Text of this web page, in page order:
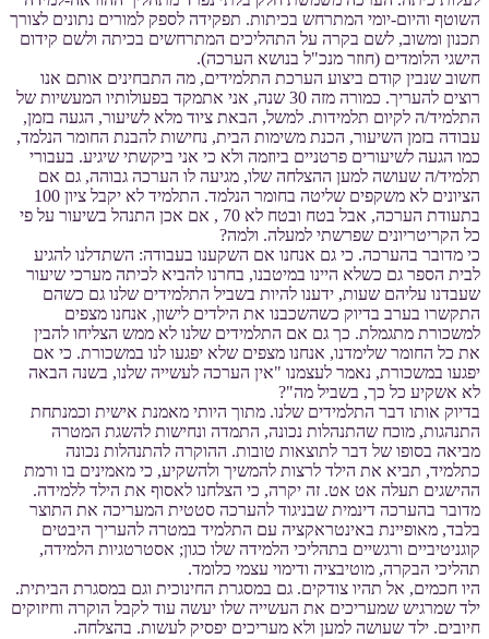
השוטף והיום-יומי המתרחש בכיתות. תפקידה לספק למורים נתונים לצורך
תכנון ומשוב, לשם בקרה על התהליכים המתרחשים בכיתה ולשם קידום
הישגי הלומדים (חוזר מנכ"ל בנושא הערכה).
חשוב שנבין קודם ביצוע הערכת התלמידים, מה התבחינים אותם אנו
רוצים להעריך. כמורה מזה 30 שנה, אני אתמקד בפעולותיו המעשיות של
התלמיד/ה לקיום תלמידות. למשל, הבאת ציוד מלא לשיעור, הגעה בזמן,
עבודה בזמן השיעור, הכנת משימות הבית, נחישות להבנת החומר הנלמד,
כמו הגעה לשיעורים פרטניים ביוזמה ולא כי אני ביקשתי שיגיע. בעבורי
תלמיד/ה שעושה למען ההצלחה שלו, מגיעה לו הערכה גבוהה, גם אם
הציונים לא משקפים שליטה בחומר הנלמד. התלמיד לא יקבל ציון 100
בתעודת הערכה, אבל בטח ובטח לא 70 , אם אכן התנהל בשיעור על פי
כל הקריטריונים שפרשתי למעלה. ולמה?
כי מדובר בהערכה. כי גם אנחנו אם השקענו בעבודה: השתדלנו להגיע
לבית הספר גם כשלא היינו במיטבנו, בחרנו להביא לכיתה מערכי שיעור
שעבדנו עליהם שעות, ידענו להיות בשביל התלמידים שלנו גם כשהם
התקשרו בערב בדיוק כשהשכבנו את הילדים לישון, אנחנו מצפים
למשכורת מתגמלת. כך גם אם התלמידים שלנו לא ממש הצליחו להבין
את כל החומר שלימדנו, אנחנו מצפים שלא יפגעו לנו במשכורת. כי אם
יפגעו במשכורת, נאמר לעצמנו "אין הערכה לעשייה שלנו, בשנה הבאה
לא אשקיע כל כך, בשביל מה"?
בדיוק אותו דבר התלמידים שלנו. מתוך היותי מאמנת אישית וכמנתחת
התנהגות, מוכח שהתנהלות נכונה, התמדה ונחישות להשגת המטרה
מביאה בסופו של דבר לתוצאות טובות. ההוקרה להתנהלות נכונה
כתלמיד, תביא את הילד לרצות להמשיך ולהשקיע, כי מאמינים בו ורמת
ההישגים תעלה אט אט. זה יקרה, כי הצלחנו לאסוף את הילד ללמידה.
מדובר בהערכה דינמית שבניגוד להערכה סטטית המעריכה את התוצר
בלבד, מאופיינת באינטראקציה עם התלמיד במטרה להעריך היבטים
קוגניטיביים ורגשיים בתהליכי הלמידה שלו כגון; אסטרטגיות הלמידה,
תהליכי הבקרה, מוטיבציה ודימוי עצמי כלומד.
היו חכמים, אל תהיו צודקים. גם במסגרת החינוכית וגם במסגרת הביתית.
ילד שמרגיש שמעריכים את העשייה שלו יעשה עוד לקבל הוקרה וחיזוקים
חיובים. ילד שעושה למען ולא מעריכים יפסיק לעשות. בהצלחה.